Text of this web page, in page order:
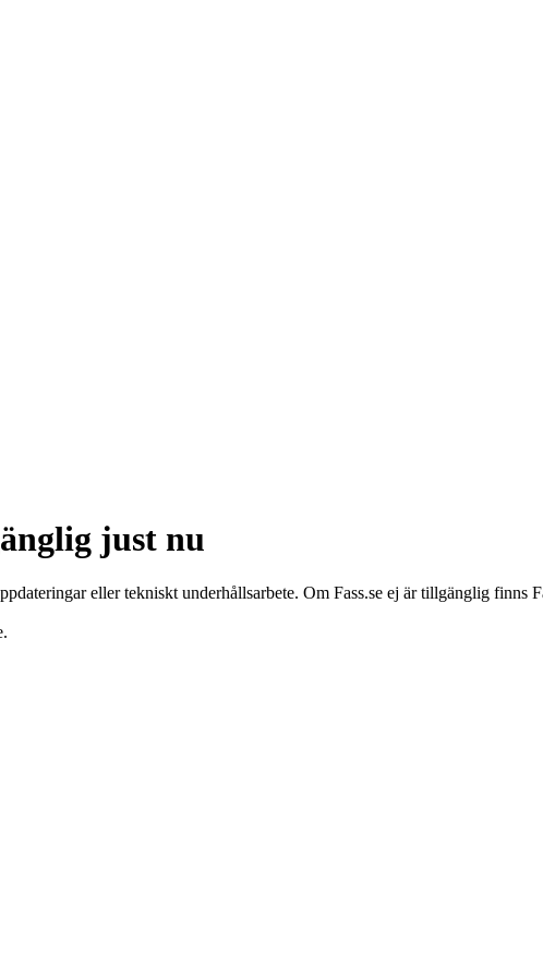
just nu
eller tekniskt underhållsarbete. Om Fass.se ej är tillgänglig finns